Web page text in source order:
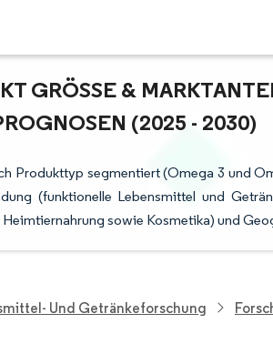
GRÖSSE &
(2025 - 2030)
Produkttyp segmentiert (Omega 3 und
(funktionelle Lebensmittel und
sowie Kosmetika) und
Und Getränkeforschung